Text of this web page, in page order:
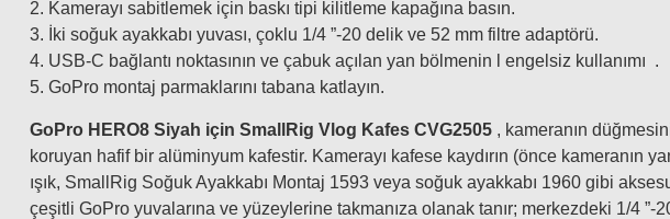
2. Kamerayı sabitlemek için baskı tipi kilitleme kapağına basın.
3. İki soğuk ayakkabı yuvası, çoklu 1/4 ”-20 delik ve 52 mm filtre adaptörü.
4. USB-C bağlantı noktasının ve çabuk açılan yan bölmenin engelsiz kullanımı .
5. GoPro montaj parmaklarını tabana katlayın.
GoPro HERO8 Siyah için SmallRig Vlog Kafes CVG2505 , kameranın
koruyan hafif bir alüminyum kafestir. Kamerayı kafese kaydırın (önce kameranın
ışık, SmallRig Soğuk Ayakkabı Montaj 1593 veya soğuk ayakkabı 1960 gibi
çeşitli GoPro yuvalarına ve yüzeylerine takmanıza olanak tanır; merkezdeki 1/4